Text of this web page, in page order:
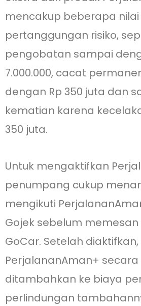
mencakup beberapa nilai
pertanggungan risiko,
pengobatan sampai
7.000.000, cacat
dengan Rp 350 juta dan
kematian karena
350 juta.
Untuk mengaktifkan
penumpang cukup
mengikuti
Gojek sebelum memesan
GoCar. Setelah
PerjalananAman+
ditambahkan ke biaya
perlindungan